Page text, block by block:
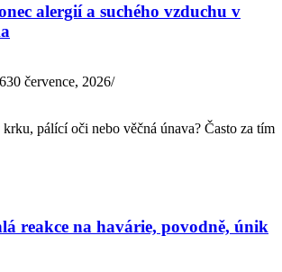
alergií a suchého vzduchu v
30 července, 2026
pálící oči nebo věčná únava? Často za tím
reakce na havárie, povodně, únik